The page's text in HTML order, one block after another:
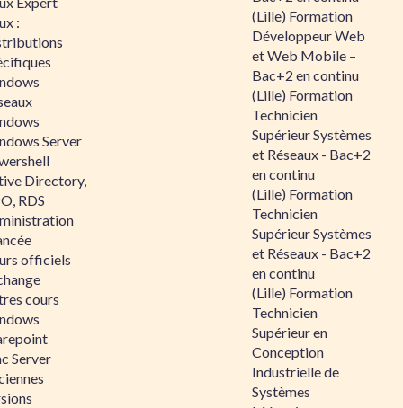
:
Server
Directory,
RDS
officiels
cours
Server
(Lille) Formation
Développeur Web
et Web Mobile –
Bac+2 en continu
(Lille) Formation
Technicien
Supérieur Systèmes
et Réseaux - Bac+2
en continu
(Lille) Formation
Technicien
Supérieur Systèmes
et Réseaux - Bac+2
en continu
(Lille) Formation
Technicien
Supérieur en
Conception
Industrielle de
Systèmes